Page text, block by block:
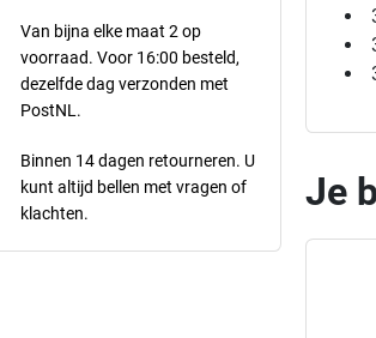
Van bijna elke maat 2 op
voorraad. Voor 16:00 besteld,
dezelfde dag verzonden met
PostNL.
Binnen 14 dagen retourneren. U
kunt altijd bellen met vragen of
klachten.
Je